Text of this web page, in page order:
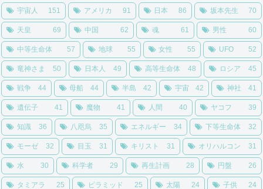
宇宙人 151 アメリカ 91 日本 86 坂本先生 70
天皇 69 中国 62 魂 61 男性 60
中等生命体 57 地球 55 女性 55 UFO 52
竜神さま 50 日本人 49 高等生命体 48 ロシア 45
戦争 44 母船 44 半島 42 宇宙 42 神社 41
遺伝子 41 魔物 41 人間 40 ヤコフ 39
知識 36 八咫烏 35 エネルギー 34 下等生命体 32
モーゼ 32 目玉 31 キリスト 31 オリハルコン 31
水 30 科学者 29 再生計画 28 円盤 26
タミアラ 25 ピラミッド 25 太陽 24 子供 24